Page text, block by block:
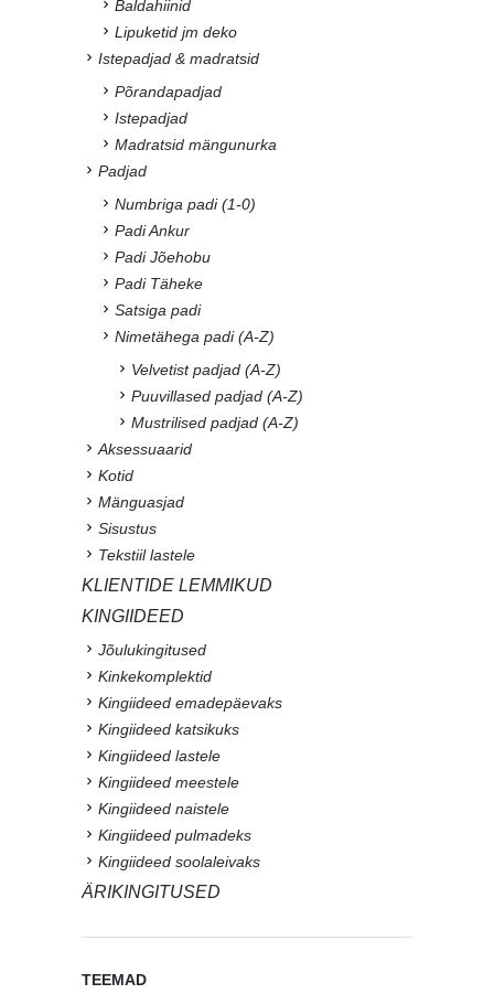
Baldahiinid
Lipuketid jm deko
Istepadjad & madratsid
Põrandapadjad
Istepadjad
Madratsid mängunurka
Padjad
Numbriga padi (1-0)
Padi Ankur
Padi Jõehobu
Padi Täheke
Satsiga padi
Nimetähega padi (A-Z)
Velvetist padjad (A-Z)
Puuvillased padjad (A-Z)
Mustrilised padjad (A-Z)
Aksessuaarid
Kotid
Mänguasjad
Sisustus
Tekstiil lastele
KLIENTIDE LEMMIKUD
KINGIIDEED
Jõulukingitused
Kinkekomplektid
Kingiideed emadepäevaks
Kingiideed katsikuks
Kingiideed lastele
Kingiideed meestele
Kingiideed naistele
Kingiideed pulmadeks
Kingiideed soolaleivaks
ÄRIKINGITUSED
TEEMAD